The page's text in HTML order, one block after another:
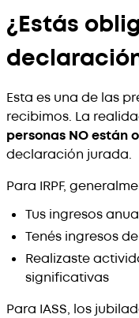
¿Estás
Esta es una de las
recibimos. La
personas NO están
declaración jurada.
Para IRPF,
Tus ingresos
Tenés ingresos
Realizaste
significativas
Para IASS, los